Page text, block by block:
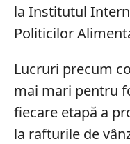
la Institutul
Politicilor
Lucruri precum
mai mari pentru
fiecare etapă a
la rafturile de